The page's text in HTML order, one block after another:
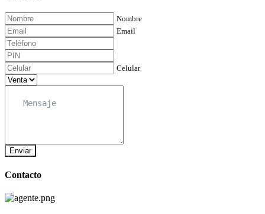
Nombre
Email
Celular
Enviar
Contacto